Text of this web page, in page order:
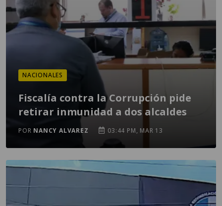
NACIONALES
Fiscalía contra la Corrupción pide
retirar inmunidad a dos alcaldes
POR NANCY ALVAREZ 03:44 PM, MAR 13